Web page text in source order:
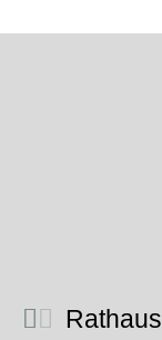
Rathaus